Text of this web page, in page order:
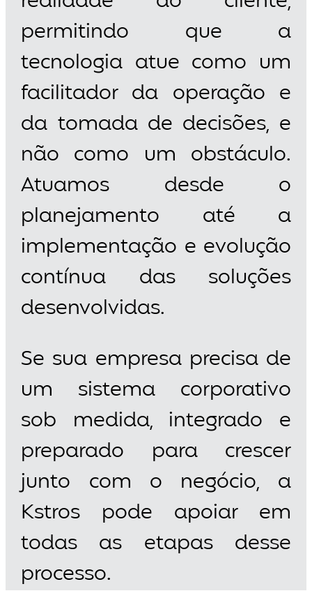
permitindo que a
tecnologia atue como um
facilitador da operação e
da tomada de decisões, e
não como um obstáculo.
Atuamos desde o
planejamento até a
implementação e evolução
contínua das soluções
desenvolvidas.
Se sua empresa precisa de
um sistema corporativo
sob medida, integrado e
preparado para crescer
junto com o negócio, a
Kstros pode apoiar em
todas as etapas desse
processo.